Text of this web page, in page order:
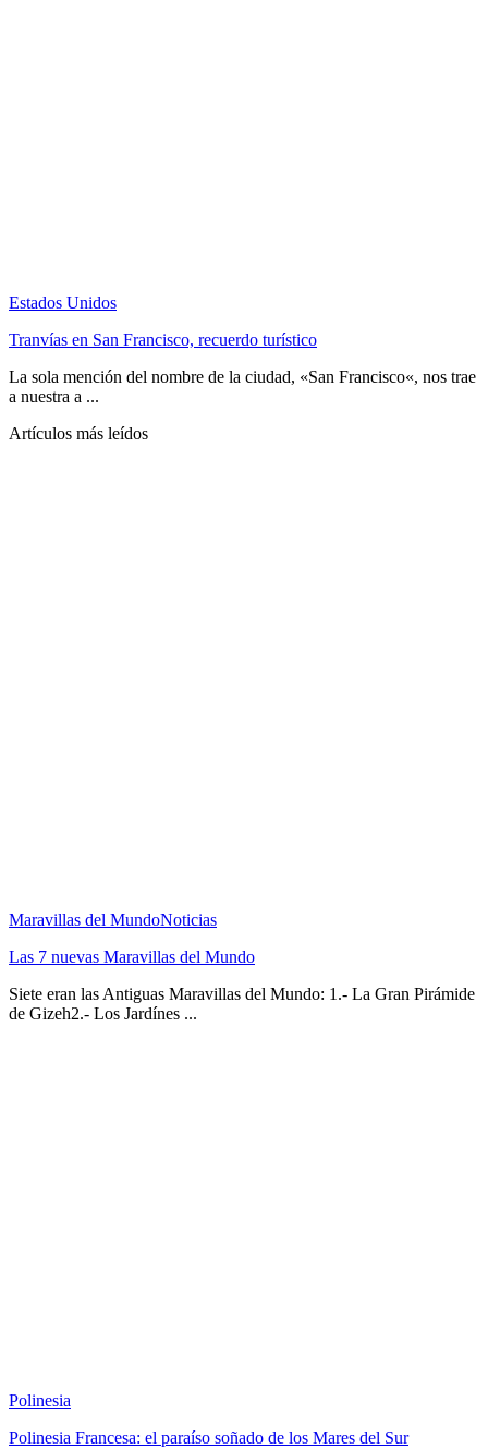
Estados Unidos
Tranvías en San Francisco, recuerdo turístico
La sola mención del nombre de la ciudad, «San Francisco«, nos trae
a nuestra a ...
Artículos más leídos
Maravillas del MundoNoticias
Las 7 nuevas Maravillas del Mundo
Siete eran las Antiguas Maravillas del Mundo: 1.- La Gran Pirámide
de Gizeh2.- Los Jardínes ...
Polinesia
Polinesia Francesa: el paraíso soñado de los Mares del Sur